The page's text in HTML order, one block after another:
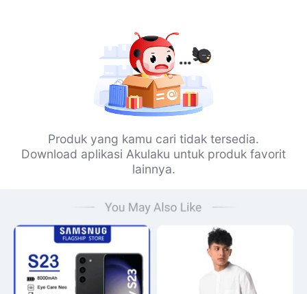
Produk yang kamu cari tidak tersedia.
Download aplikasi Akulaku untuk produk favorit
lainnya.